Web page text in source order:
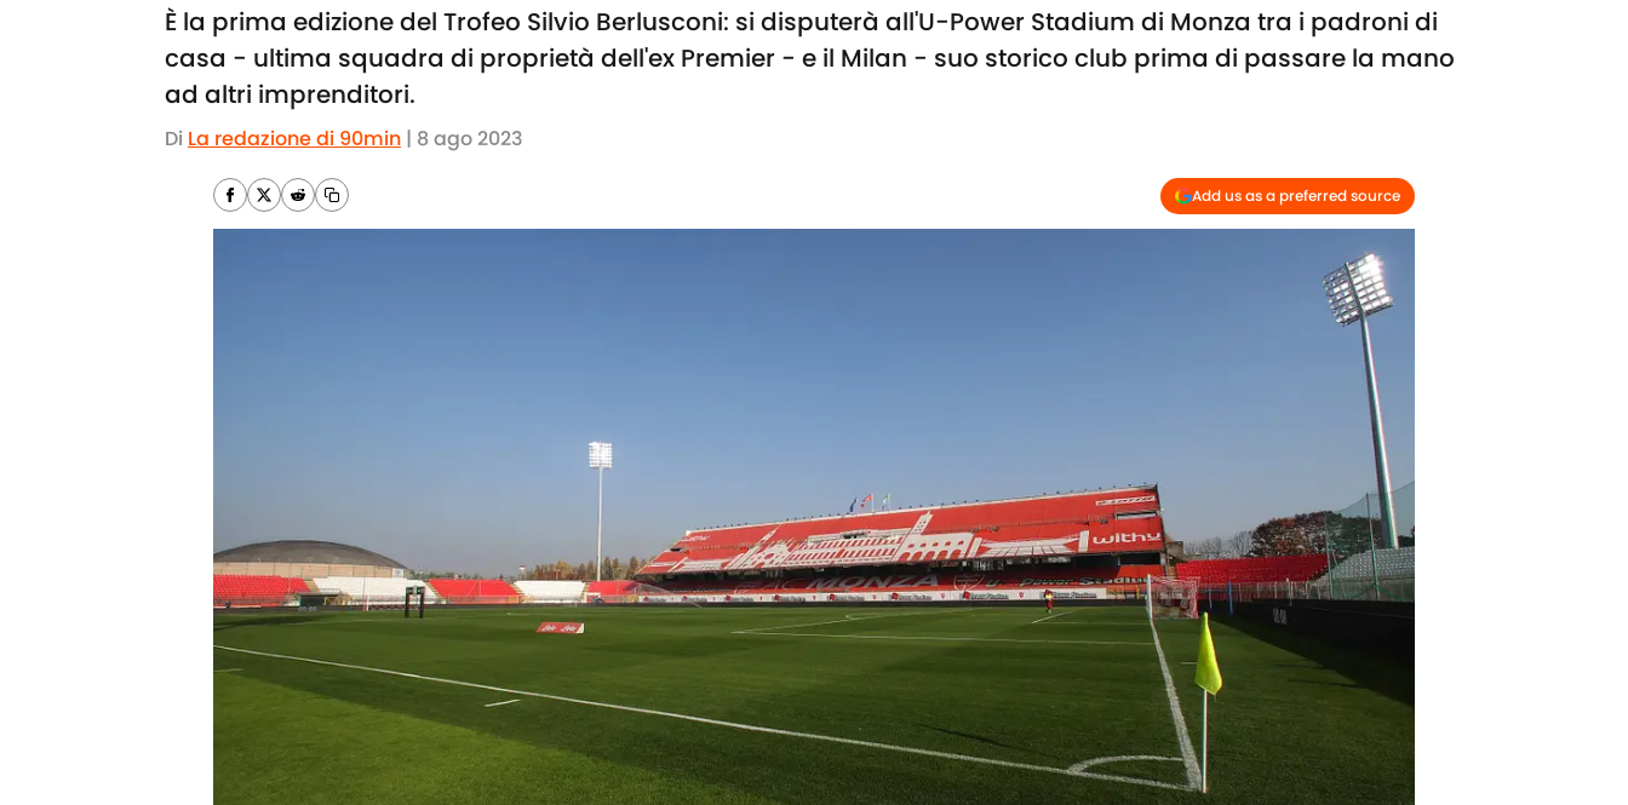
È la prima edizione del Trofeo Silvio Berlusconi: si disputerà all'U-Power Stadium di Monza tra i padroni di
casa - ultima squadra di proprietà dell'ex Premier - e il Milan - suo storico club prima di passare la mano
ad altri imprenditori.
Di La redazione di 90min | 8 ago 2023
Add us as a preferred source